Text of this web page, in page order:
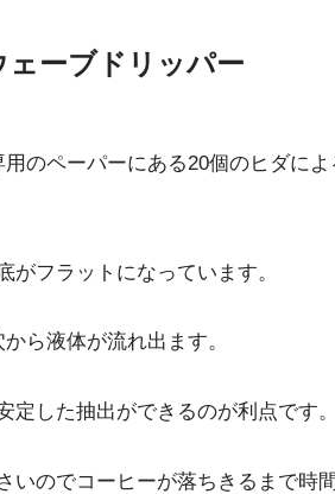
ーブドリッパー
のペーパーにある20個のヒダによ
がフラットになっています。
ら液体が流れ出ます。
定した抽出ができるのが利点です。
いのでコーヒーが落ちきるまで時